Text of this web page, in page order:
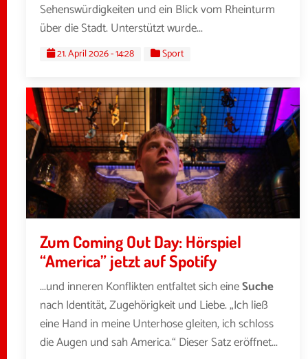
Sehenswürdigkeiten und ein Blick vom Rheinturm
über die Stadt. Unterstützt wurde...
21. April 2026 - 14:28 Sport
Zum Coming Out Day: Hörspiel
“America” jetzt auf Spotify
...und inneren Konflikten entfaltet sich eineSuche
nach Identität, Zugehörigkeit und Liebe. „Ich ließ
eine Hand in meine Unterhose gleiten, ich schloss
die Augen und sah America.“ Dieser Satz eröffnet...